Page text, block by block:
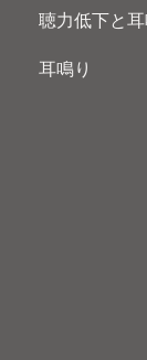
聴力低下と耳
耳鳴り